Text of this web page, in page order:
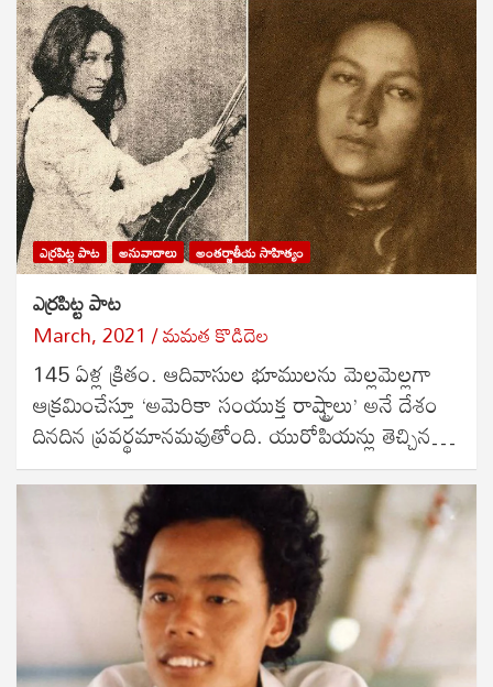
ఎర్రపిట్ట పాట అనువాదాలు అంతర్జాతీయ సాహిత్యం
ఎర్రపిట్ట పాట
March, 2021 మమత కొడిదెల
145 ఏళ్ల క్రితం. ఆదివాసుల భూములను మెల్లమెల్లగా
ఆక్రమించేస్తూ ‘అమెరికా సంయుక్త రాష్ట్రాలు’ అనే దేశం
దినదిన ప్రవర్థమానమవుతోంది. యురోపియన్లు తెచ్చిన…